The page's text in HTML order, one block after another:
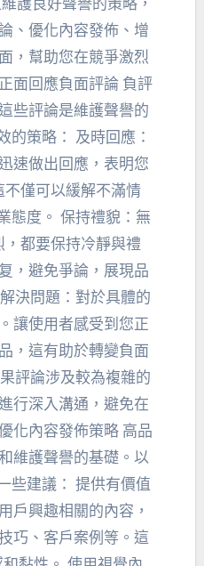
護良好聲譽的策略，
、優化內容發佈、增
，幫助您在競爭激烈
面回應負面評論 負評
些評論是維護聲譽的
的策略： 及時回應：
速做出回應，表明您
僅可以緩解不滿情
態度。 保持禮貌：無
都要保持冷靜與禮
，避免爭論，展現品
決問題：對於具體的
讓使用者感受到您正
，這有助於轉變負面
評論涉及較為複雜的
行深入溝通，避免在
化內容發佈策略 高品
維護聲譽的基礎。以
些建議： 提供有價值
戶興趣相關的內容，
巧、客戶案例等。這